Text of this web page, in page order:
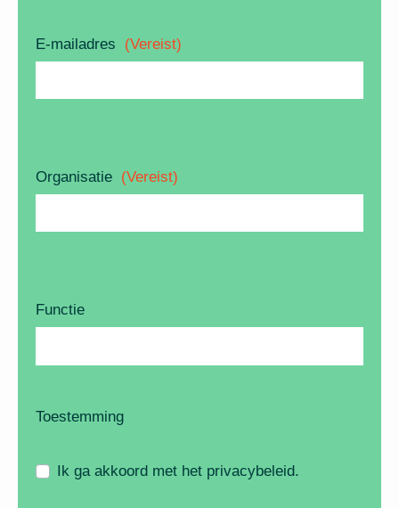
E-mailadres (Vereist)
Organisatie (Vereist)
Functie
Toestemming
Ik ga akkoord met het privacybeleid.